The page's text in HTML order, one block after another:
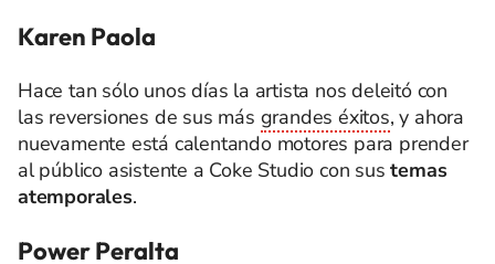
Karen Paola
Hace tan sólo unos días la artista nos deleitó con
las reversiones de sus más grandes éxitos, y ahora
nuevamente está calentando motores para prender
al público asistente a Coke Studio con sus temas
atemporales.
Power Peralta